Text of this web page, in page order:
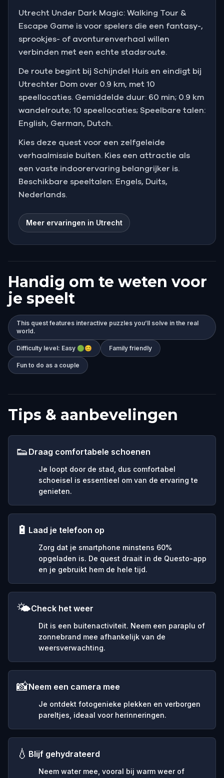
Utrecht Under Dark Magic: Walking Tour &
Escape Game is voor spelers die een fantasy-,
sprookjes- of avonturenverhaal willen
verbinden met een echte stadsroute.
De route begint bij Schijndel Huis en eindigt bij
Utrechter Dom over 0.9 km, met 10
speellocaties. Gemiddelde duur: 60 min; 0.9 km
wandelroute; 10 speellocaties; Speelbare talen:
English, German, Dutch.
Kies deze quest voor een zelfgeleide
verhaalmissie buiten. Kies een attractie als
een vaste indoorervaring belangrijker is.
Beschikbare speeltalen: Engels, Duits,
Nederlands.
Meer ervaringen in Utrecht
Handig om te weten voor
je speelt
This quest features interactive puzzles you’ll solve in the real
world.
Difficulty level: Easy 🟢😊 Family friendly
Fun to do as a couple
Tips & aanbevelingen
👟 Draag comfortabele schoenen
Je loopt door de stad, dus comfortabel
schoeisel is essentieel om van de ervaring te
genieten.
🔋 Laad je telefoon op
Zorg dat je smartphone minstens 60%
opgeladen is. De quest draait in de Questo-app
en je gebruikt hem de hele tijd.
🌤️Check het weer
Dit is een buitenactiviteit. Neem een paraplu of
zonnebrand mee afhankelijk van de
weersverwachting.
📸Neem een camera mee
Je ontdekt fotogenieke plekken en verborgen
pareltjes, ideaal voor herinneringen.
💧 Blijf gehydrateerd
Neem water mee, vooral bij warm weer of